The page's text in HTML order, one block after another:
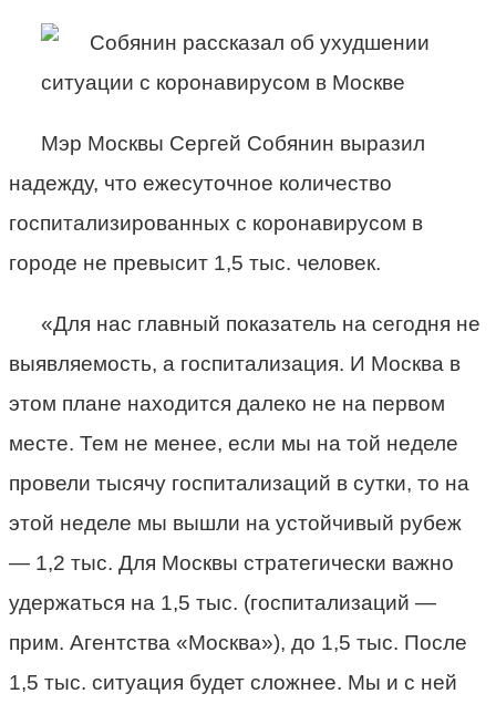
Мэр Москвы Сергей Собянин выразил
надежду, что ежесуточное количество
госпитализированных с коронавирусом в
городе не превысит 1,5 тыс. человек.
«Для нас главный показатель на сегодня не
выявляемость, а госпитализация. И Москва в
этом плане находится далеко не на первом
месте. Тем не менее, если мы на той неделе
провели тысячу госпитализаций в сутки, то на
этой неделе мы вышли на устойчивый рубеж
— 1,2 тыс. Для Москвы стратегически важно
удержаться на 1,5 тыс. (госпитализаций —
прим. Агентства «Москва»), до 1,5 тыс. После
1,5 тыс. ситуация будет сложнее. Мы и с ней